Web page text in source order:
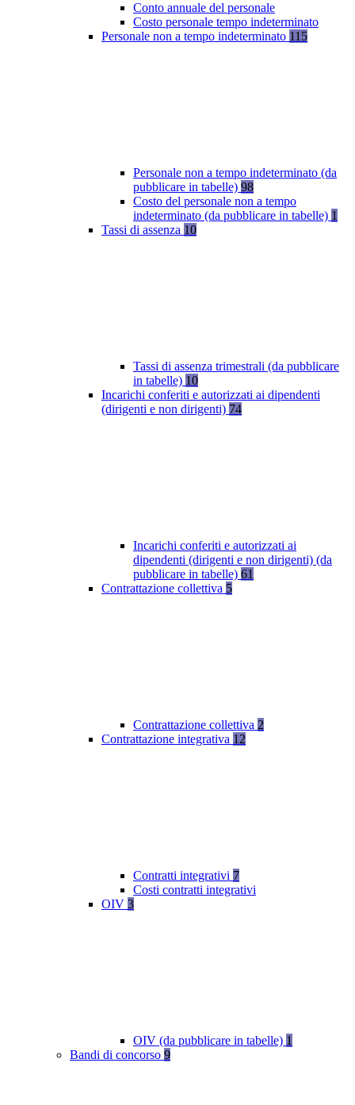
Conto annuale del personale
Costo personale tempo indeterminato
Personale non a tempo indeterminato 115
Personale non a tempo indeterminato (da
pubblicare in tabelle) 98
Costo del personale non a tempo
indeterminato (da pubblicare in tabelle) 1
Tassi di assenza 10
Tassi di assenza trimestrali (da pubblicare
in tabelle) 10
Incarichi conferiti e autorizzati ai dipendenti
(dirigenti e non dirigenti) 74
Incarichi conferiti e autorizzati ai
dipendenti (dirigenti e non dirigenti) (da
pubblicare in tabelle) 61
Contrattazione collettiva 5
Contrattazione collettiva 2
Contrattazione integrativa 12
Contratti integrativi 7
Costi contratti integrativi
OIV 3
OIV (da pubblicare in tabelle) 1
Bandi di concorso 9